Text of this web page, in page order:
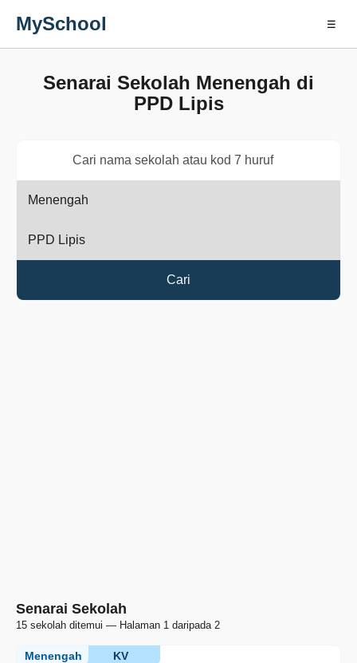
MySchool ☰
Senarai Sekolah Menengah di
PPD Lipis
Cari
Senarai Sekolah
15 sekolah ditemui — Halaman 1 daripada 2
KV
Menengah